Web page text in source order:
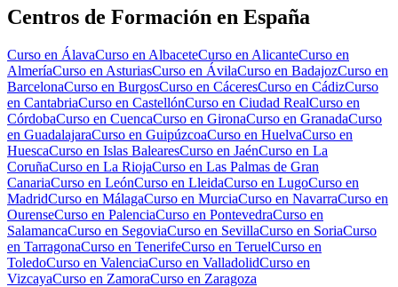
Centros de Formación en España
Curso en ÁlavaCurso en AlbaceteCurso en AlicanteCurso en
AlmeríaCurso en AsturiasCurso en ÁvilaCurso en BadajozCurso en
BarcelonaCurso en BurgosCurso en CáceresCurso en CádizCurso
en CantabriaCurso en CastellónCurso en Ciudad RealCurso en
CórdobaCurso en CuencaCurso en GironaCurso en GranadaCurso
en GuadalajaraCurso en GuipúzcoaCurso en HuelvaCurso en
HuescaCurso en Islas BalearesCurso en JaénCurso en La
CoruñaCurso en La RiojaCurso en Las Palmas de Gran
CanariaCurso en LeónCurso en LleidaCurso en LugoCurso en
MadridCurso en MálagaCurso en MurciaCurso en NavarraCurso en
OurenseCurso en PalenciaCurso en PontevedraCurso en
SalamancaCurso en SegoviaCurso en SevillaCurso en SoriaCurso
en TarragonaCurso en TenerifeCurso en TeruelCurso en
ToledoCurso en ValenciaCurso en ValladolidCurso en
VizcayaCurso en ZamoraCurso en Zaragoza